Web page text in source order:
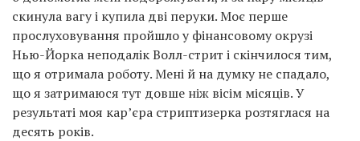
скинула вагу і купила дві перуки. Моє перше
прослуховування пройшло у фінансовому окрузі
Нью-Йорка неподалік Волл-стрит і скінчилося тим,
що я отримала роботу. Мені й на думку не спадало,
що я затримаюся тут довше ніж вісім місяців. У
результаті моя кар’єра стриптизерка розтяглася на
десять років.